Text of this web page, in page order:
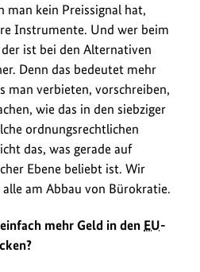
man kein Preissignal hat,
Instrumente. Und wer beim
ist bei den Alternativen
Denn das bedeutet mehr
man verbieten, vorschreiben,
wie das in den siebziger
ordnungsrechtlichen
das, was gerade auf
Ebene beliebt ist. Wir
am Abbau von Bürokratie.
mehr Geld in den EU-